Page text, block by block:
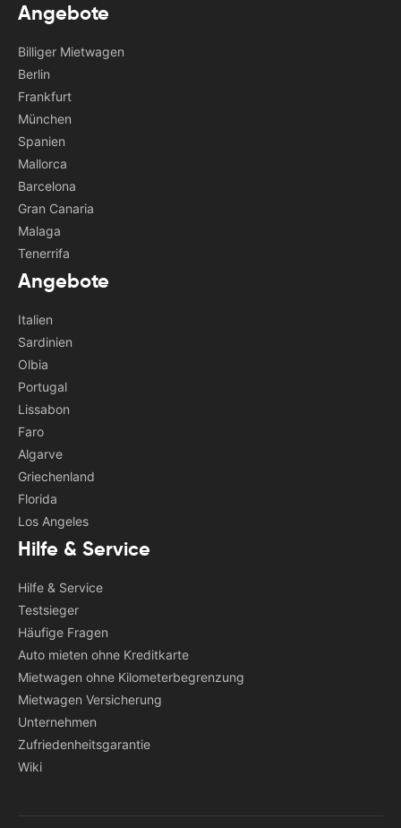
Angebote
Billiger Mietwagen
Berlin
Frankfurt
München
Spanien
Mallorca
Barcelona
Gran Canaria
Malaga
Tenerrifa
Angebote
Italien
Sardinien
Olbia
Portugal
Lissabon
Faro
Algarve
Griechenland
Florida
Los Angeles
Hilfe & Service
Hilfe & Service
Testsieger
Häufige Fragen
Auto mieten ohne Kreditkarte
Mietwagen ohne Kilometerbegrenzung
Mietwagen Versicherung
Unternehmen
Zufriedenheitsgarantie
Wiki